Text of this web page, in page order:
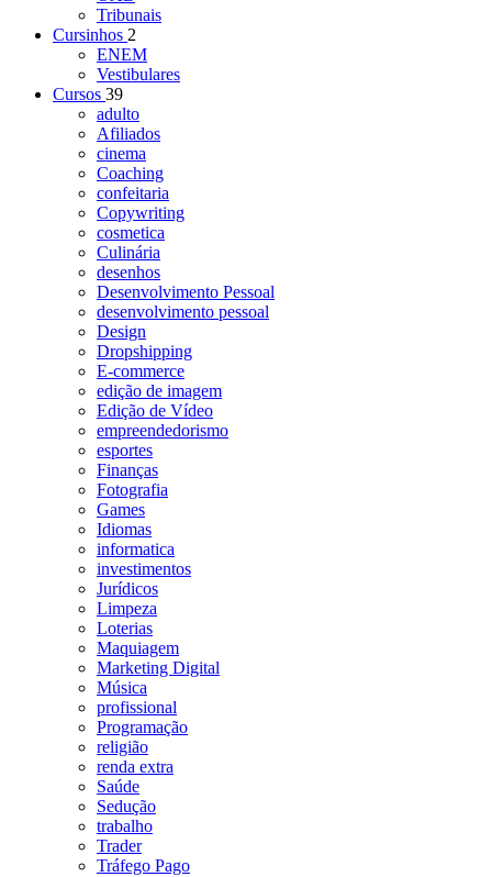
Tribunais
Cursinhos 2
ENEM
Vestibulares
Cursos 39
adulto
Afiliados
cinema
Coaching
confeitaria
Copywriting
cosmetica
Culinária
desenhos
Desenvolvimento Pessoal
desenvolvimento pessoal
Design
Dropshipping
E-commerce
edição de imagem
Edição de Vídeo
empreendedorismo
esportes
Finanças
Fotografia
Games
Idiomas
informatica
investimentos
Jurídicos
Limpeza
Loterias
Maquiagem
Marketing Digital
Música
profissional
Programação
religião
renda extra
Saúde
Sedução
trabalho
Trader
Tráfego Pago